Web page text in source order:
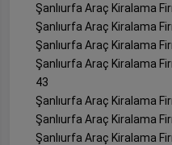
Şanlıurfa Araç Kiralama
Şanlıurfa Araç Kiralama
Şanlıurfa Araç Kiralama
Şanlıurfa Araç Kiralama
43
Şanlıurfa Araç Kiralama
Şanlıurfa Araç Kiralama
Şanlıurfa Araç Kiralama